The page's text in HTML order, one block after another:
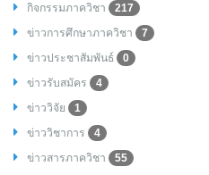
กิจกรรมภาควิชา
217
ข่าวการศึกษาภาควิชา
7
ข่าวประชาสัมพันธ์
0
ข่าวรับสมัคร
4
ข่าววิจัย
1
ข่าววิชาการ
4
ข่าวสารภาควิชา
55